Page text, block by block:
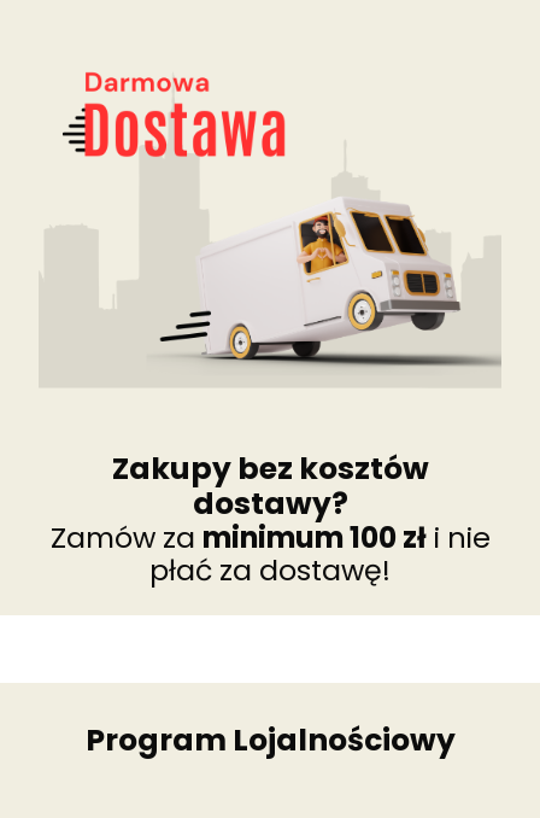
Zakupy bez kosztów
dostawy?
Zamów za minimum 100 złi nie
płać za dostawę!
Program Lojalnościowy